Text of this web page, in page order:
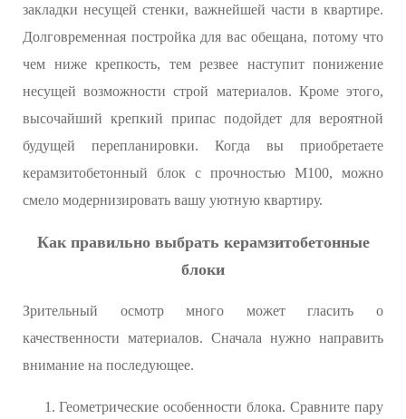
закладки несущей стенки, важнейшей части в квартире.
Долговременная постройка для вас обещана, потому что
чем ниже крепкость, тем резвее наступит понижение
несущей возможности строй материалов. Кроме этого,
высочайший крепкий припас подойдет для вероятной
будущей перепланировки. Когда вы приобретаете
керамзитобетонный блок с прочностью М100, можно
смело модернизировать вашу уютную квартиру.
Как правильно выбрать керамзитобетонные
блоки
Зрительный осмотр много может гласить о
качественности материалов. Сначала нужно направить
внимание на последующее.
Геометрические особенности блока. Сравните пару